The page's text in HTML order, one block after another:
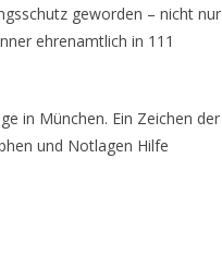
geworden – nicht nur
ehrenamtlich in 111
in München. Ein Zeichen der
und Notlagen Hilfe